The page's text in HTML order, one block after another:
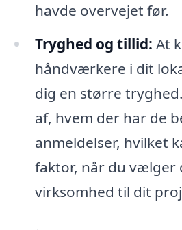
havde overvejet før.
Tryghed og tillid: At
håndværkere i dit
dig en større
af, hvem der har de
anmeldelser, hvilket
faktor, når du vælger
virksomhed til dit